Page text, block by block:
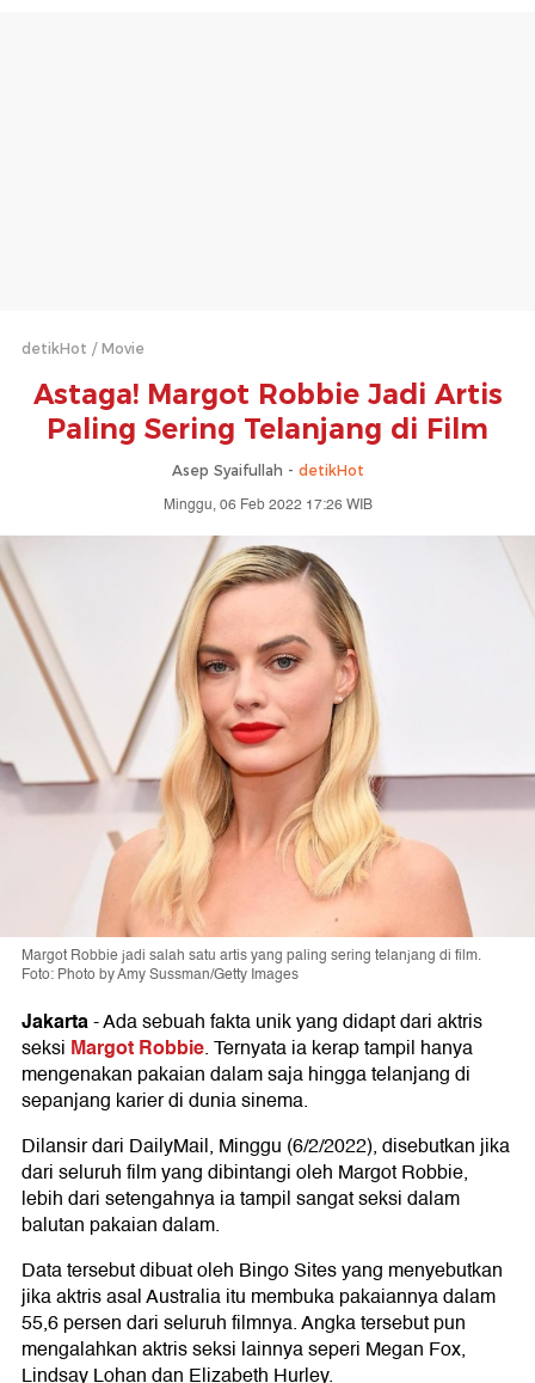
detikHot Movie
Astaga! Margot Robbie Jadi Artis
Paling Sering Telanjang di Film
Asep Syaifullah - detikHot
Minggu, 06 Feb 2022 17:26 WIB
Margot Robbie jadi salah satu artis yang paling sering telanjang di film.
Foto: Photo by Amy Sussman/Getty Images
Jakarta-Ada sebuah fakta unik yang didapt dari aktris
seksi Margot Robbie. Ternyata ia kerap tampil hanya
mengenakan pakaian dalam saja hingga telanjang di
sepanjang karier di dunia sinema.
Dilansir dari DailyMail, Minggu (6/2/2022), disebutkan jika
dari seluruh film yang dibintangi oleh Margot Robbie,
lebih dari setengahnya ia tampil sangat seksi dalam
balutan pakaian dalam.
Data tersebut dibuat oleh Bingo Sites yang menyebutkan
jika aktris asal Australia itu membuka pakaiannya dalam
55,6 persen dari seluruh filmnya. Angka tersebut pun
mengalahkan aktris seksi lainnya seperi Megan Fox,
Lindsay Lohan dan Elizabeth Hurley.